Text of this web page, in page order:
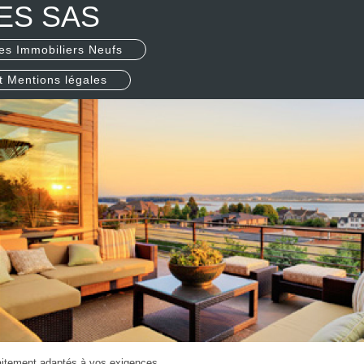
SAS
Immobiliers Neufs
Mentions légales